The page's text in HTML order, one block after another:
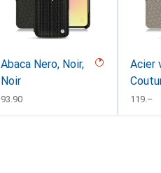
Abaca Nero, Noir,
Noir
CHF
93.90
Acier
CHF
119.–